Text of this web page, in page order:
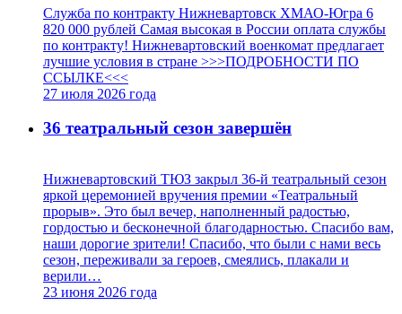
Служба по контракту Нижневартовск ХМАО-Югра 6
820 000 рублей Самая высокая в России оплата службы
по контракту! Нижневартовский военкомат предлагает
лучшие условия в стране >>>ПОДРОБНОСТИ ПО
ССЫЛКЕ<<<
27 июля 2026 года
36 театральный сезон завершён
Нижневартовский ТЮЗ закрыл 36-й театральный сезон
яркой церемонией вручения премии «Театральный
прорыв». Это был вечер, наполненный радостью,
гордостью и бесконечной благодарностью. Спасибо вам,
наши дорогие зрители! Спасибо, что были с нами весь
сезон, переживали за героев, смеялись, плакали и
верили…
23 июня 2026 года